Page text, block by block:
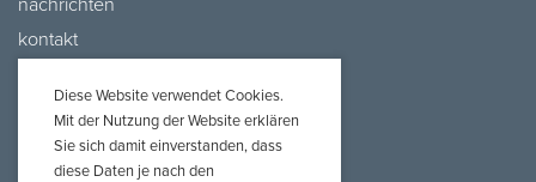
kontakt
Diese Website verwendet Cookies.
Mit der Nutzung der Website erklären
Sie sich damit einverstanden, dass
diese Daten je nach den